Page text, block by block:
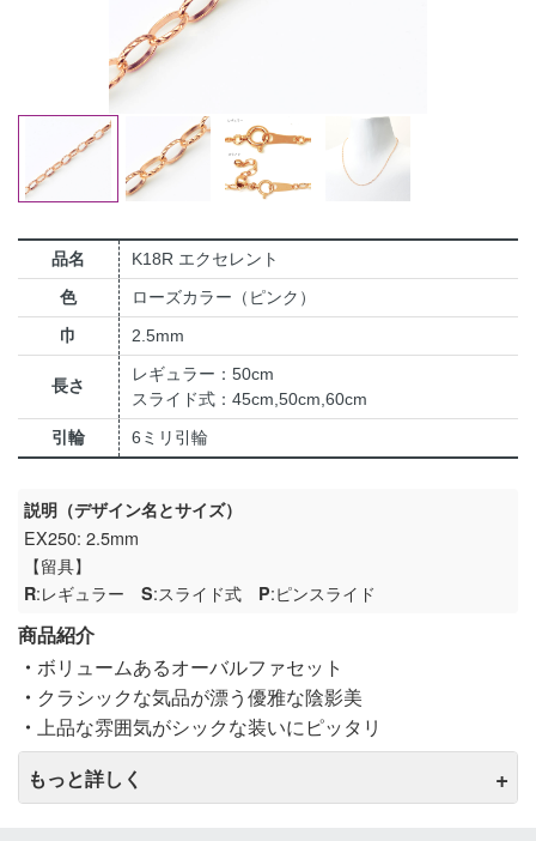
品名
K18R エクセレント
色
ローズカラー（ピンク）
巾
2.5mm
長さ
レギュラー：50cm
スライド式：45cm,50cm,60cm
引輪
6ミリ引輪
説明（デザイン名とサイズ）
EX250: 2.5mm
【留具】
R:レギュラー S:スライド式 P:ピンスライド
商品紹介
ボリュームあるオーバルファセット
クラシックな気品が漂う優雅な陰影美
上品な雰囲気がシックな装いにピッタリ
もっと詳しく